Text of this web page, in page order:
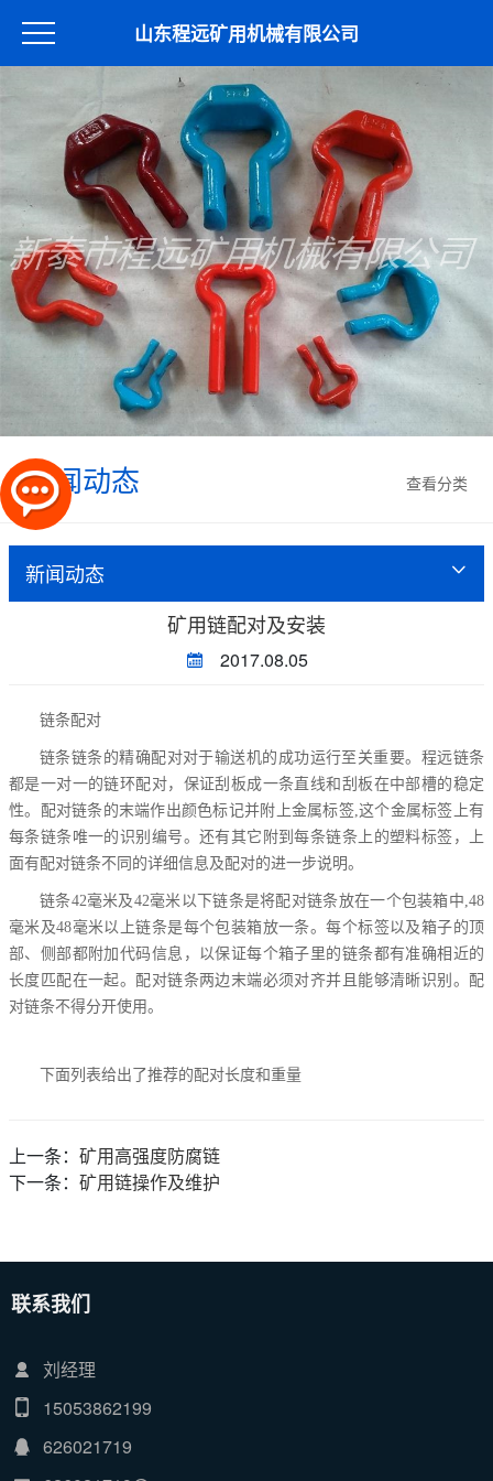
山东程远矿用机械有限公司
查看分类
新闻动态
新闻动态
矿用链配对及安装
2017.08.05
链条配对
链条链条的精确配对对于输送机的成功运行至关重要。程远链条
都是一对一的链环配对，保证刮板成一条直线和刮板在中部槽的稳定
性。配对链条的末端作出颜色标记并附上金属标签,这个金属标签上有
每条链条唯一的识别编号。还有其它附到每条链条上的塑料标签，上
面有配对链条不同的详细信息及配对的进一步说明。
链条42毫米及42毫米以下链条是将配对链条放在一个包装箱中,48
毫米及48毫米以上链条是每个包装箱放一条。每个标签以及箱子的顶
部、侧部都附加代码信息，以保证每个箱子里的链条都有准确相近的
长度匹配在一起。配对链条两边末端必须对齐并且能够清晰识别。配
对链条不得分开使用。
下面列表给出了推荐的配对长度和重量
上一条： 矿用高强度防腐链
下一条： 矿用链操作及维护
联系我们
刘经理
15053862199
626021719